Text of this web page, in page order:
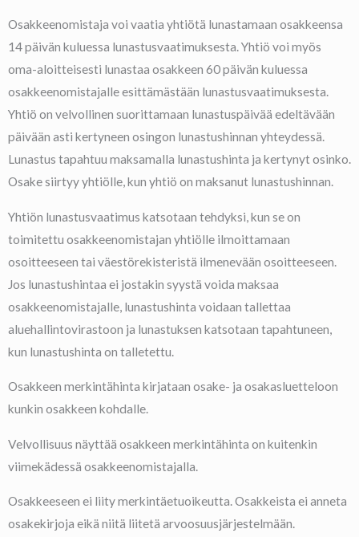
Osakkeenomistaja voi vaatia yhtiötä lunastamaan osakkeensa
14 päivän kuluessa lunastusvaatimuksesta. Yhtiö voi myös
oma-aloitteisesti lunastaa osakkeen 60 päivän kuluessa
osakkeenomistajalle esittämästään lunastusvaatimuksesta.
Yhtiö on velvollinen suorittamaan lunastuspäivää edeltävään
päivään asti kertyneen osingon lunastushinnan yhteydessä.
Lunastus tapahtuu maksamalla lunastushinta ja kertynyt osinko.
Osake siirtyy yhtiölle, kun yhtiö on maksanut lunastushinnan.
Yhtiön lunastusvaatimus katsotaan tehdyksi, kun se on
toimitettu osakkeenomistajan yhtiölle ilmoittamaan
osoitteeseen tai väestörekisteristä ilmenevään osoitteeseen.
Jos lunastushintaa ei jostakin syystä voida maksaa
osakkeenomistajalle, lunastushinta voidaan tallettaa
aluehallintovirastoon ja lunastuksen katsotaan tapahtuneen,
kun lunastushinta on talletettu.
Osakkeen merkintähinta kirjataan osake- ja osakasluetteloon
kunkin osakkeen kohdalle.
Velvollisuus näyttää osakkeen merkintähinta on kuitenkin
viimekädessä osakkeenomistajalla.
Osakkeeseen ei liity merkintäetuoikeutta. Osakkeista ei anneta
osakekirjoja eikä niitä liitetä arvoosuusjärjestelmään.